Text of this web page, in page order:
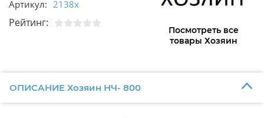
Артикул: 2138х
Рейтинг:
Посмотреть все
товары Хозяин
ОПИСАНИЕ Хозяин НЧ- 800